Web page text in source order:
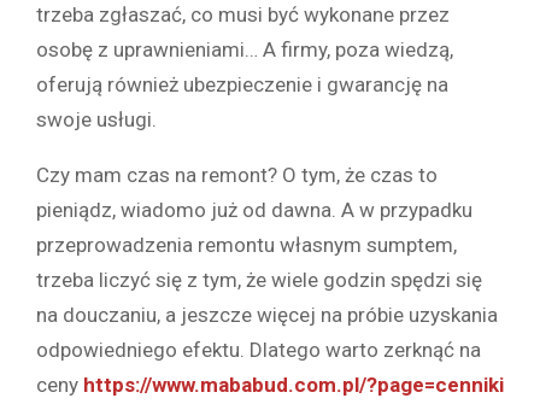
trzeba zgłaszać, co musi być wykonane przez
osobę z uprawnieniami… A firmy, poza wiedzą,
oferują również ubezpieczenie i gwarancję na
swoje usługi.
Czy mam czas na remont? O tym, że czas to
pieniądz, wiadomo już od dawna. A w przypadku
przeprowadzenia remontu własnym sumptem,
trzeba liczyć się z tym, że wiele godzin spędzi się
na douczaniu, a jeszcze więcej na próbie uzyskania
odpowiedniego efektu. Dlatego warto zerknąć na
ceny https://www.mababud.com.pl/?page=cenniki